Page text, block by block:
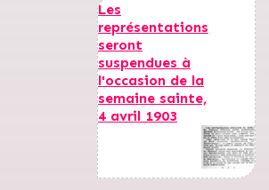
Les
représentations
seront
suspendues à
l'occasion de la
semaine sainte,
4 avril 1903